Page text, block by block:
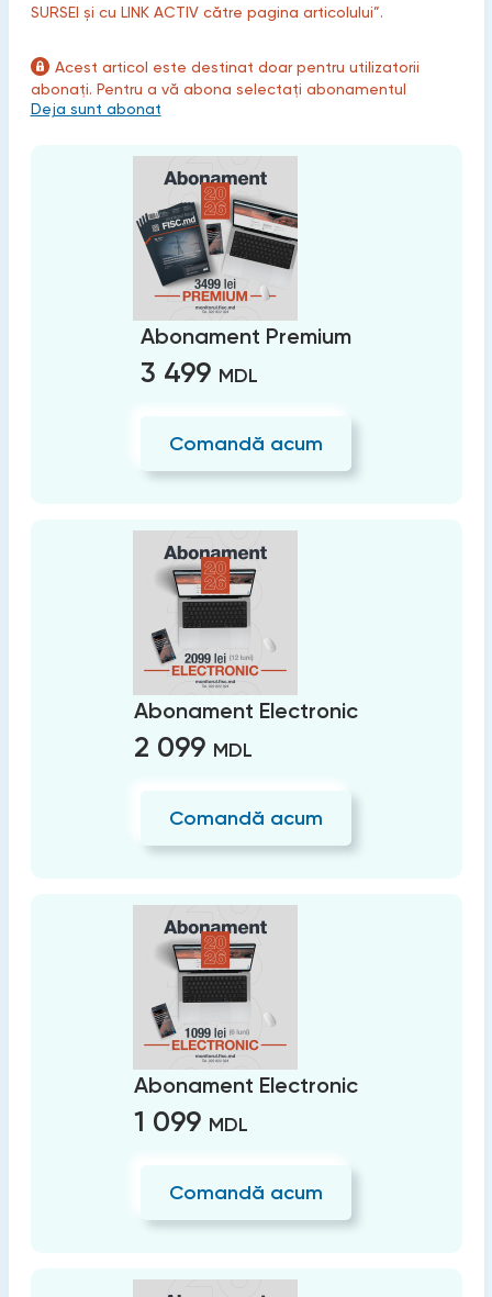
SURSEI și cu LINK ACTIV către pagina articolului”.
Acest articol este destinat doar pentru utilizatorii
abonați. Pentru a vă abona selectați abonamentul
Deja sunt abonat
Abonament Premium
3 499 MDL
Comandă acum
Abonament Electronic
2 099 MDL
Comandă acum
Abonament Electronic
1 099 MDL
Comandă acum